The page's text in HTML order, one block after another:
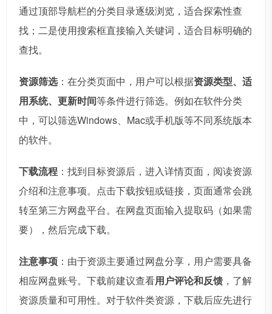
通过顶部导航栏的分类目录逐级浏览，适合探索性查
找；二是使用搜索框直接输入关键词，适合目标明确的
查找。
资源筛选：在分类页面中，用户可以根据资源类型、适
用系统、更新时间等条件进行筛选。例如在软件分类
中，可以筛选Windows、Mac或手机版等不同系统版本
的软件。
下载流程 ：找到目标资源后，进入详情页面，阅读资源
介绍和注意事项。点击下载按钮或链接，页面通常会跳
转至第三方网盘平台。在网盘页面输入提取码（如果需
要），然后完成下载。
注意事项 ：由于资源主要通过网盘分享，用户需要具备
相应网盘账号。下载前建议查看用户评论和反馈 ，了解
资源质量和可用性。对于软件类资源，下载后应先进行